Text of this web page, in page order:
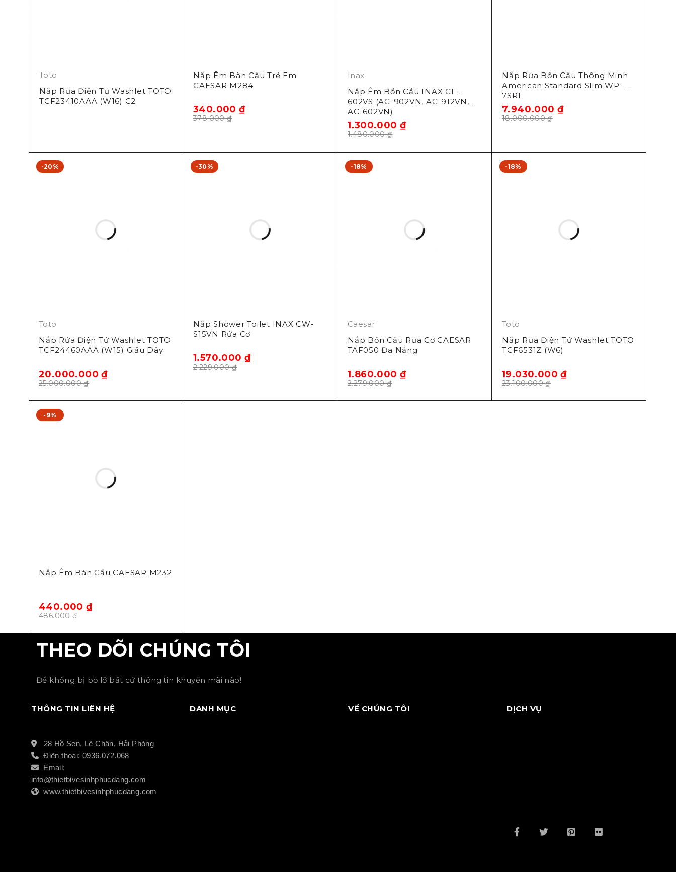
Toto
Nắp Rửa Điện Tử Washlet TOTO
TCF23410AAA (W16) C2
Nắp Êm Bàn Cầu Trẻ Em
CAESAR M284
378.000₫
340.000₫
Inax
Nắp Êm Bồn Cầu INAX CF-
602VS (AC-902VN, AC-912VN,
AC-602VN)
1.480.000₫
1.300.000₫
Nắp Rửa Bồn Cầu Thông Minh
American Standard Slim WP-
7SR1
18.000.000₫
7.940.000₫
-20%
Toto
Nắp Rửa Điện Tử Washlet TOTO
TCF24460AAA (W15) Giấu Dây
25.000.000₫
20.000.000₫
-30%
Nắp Shower Toilet INAX CW-
S15VN Rửa Cơ
2.229.000₫
1.570.000₫
-18%
Caesar
Nắp Bồn Cầu Rửa Cơ CAESAR
TAF050 Đa Năng
2.279.000₫
1.860.000₫
-18%
Toto
Nắp Rửa Điện Tử Washlet TOTO
TCF6531Z (W6)
23.100.000₫
19.030.000₫
-9%
Nắp Êm Bàn Cầu CAESAR M232
486.000₫
440.000₫
THEO DÕI CHÚNG TÔI
Để không bị bỏ lỡ bất cứ thông tin khuyến mãi nào!
THÔNG TIN LIÊN HỆ
28 Hồ Sen, Lê Chân, Hải Phòng
Điện thoại: 0936.072.068
Email:
info@thietbivesinhphucdang.com
www.thietbivesinhphucdang.com
DANH MỤC VỀ CHÚNG TÔI DỊCH VỤ